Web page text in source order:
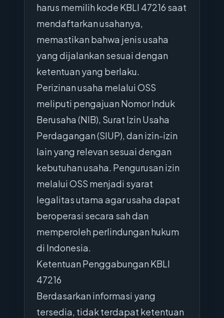
harus memilih kode KBLI 47216 saat
mendaftarkan usahanya,
memastikan bahwa jenis usaha
yang dijalankan sesuai dengan
ketentuan yang berlaku.
Perizinan usaha melalui OSS
meliputi pengajuan Nomor Induk
Berusaha (NIB), Surat Izin Usaha
Perdagangan (SIUP), dan izin-izin
lain yang relevan sesuai dengan
kebutuhan usaha. Pengurusan izin
melalui OSS menjadi syarat
legalitas utama agar usaha dapat
beroperasi secara sah dan
memperoleh perlindungan hukum
di Indonesia.
Ketentuan Penggabungan KBLI
47216
Berdasarkan informasi yang
tersedia, tidak terdapat ketentuan